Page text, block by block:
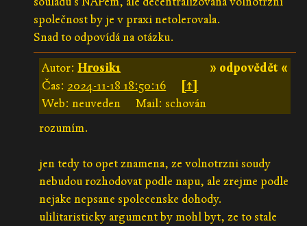
společnost by je v praxi netolerovala.
Snad to odpovídá na otázku.
» odpovědět «
Autor:Hrosik1
Čas: 2024-11-18 18:50:16
[↑]
Web: neuveden
Mail: schován
rozumím.
jen tedy to opet znamena, ze volnotrzni soudy
nebudou rozhodovat podle napu, ale zrejme podle
nejake nepsane spolecenske dohody.
ulilitaristicky argument by mohl byt, ze to stale